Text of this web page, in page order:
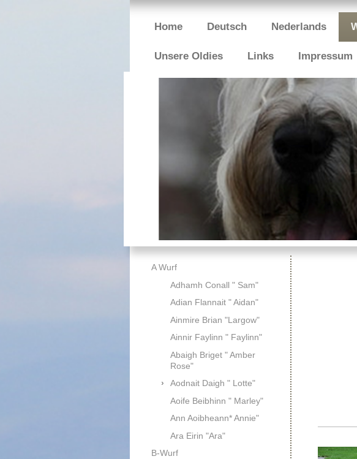
Home Deutsch Nederlands
Unsere Oldies Links Impressum
A Wurf
Adhamh Conall " Sam"
Adian Flannait " Aidan"
Ainmire Brian "Largow"
Ainnir Faylinn " Faylinn"
Abaigh Briget " Amber
Rose"
Aodnait Daigh " Lotte"
Aoife Beibhinn " Marley"
Ann Aoibheann* Annie"
Ara Eirin "Ara"
B-Wurf